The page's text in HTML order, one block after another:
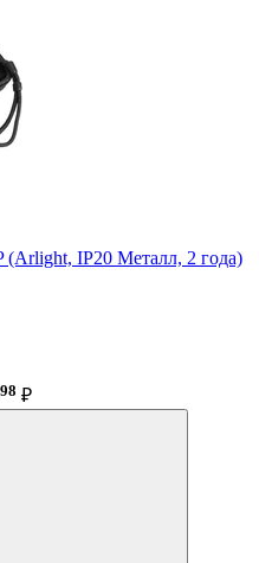
IP20 Металл, 2 года)
98 ₽